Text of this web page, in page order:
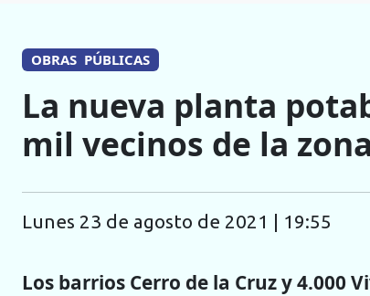
OBRAS PÚBLICAS
La nueva planta
mil vecinos de la
lunes 23 de agosto de 2021 | 19:55
Los barrios Cerro de la Cruz y 4.000